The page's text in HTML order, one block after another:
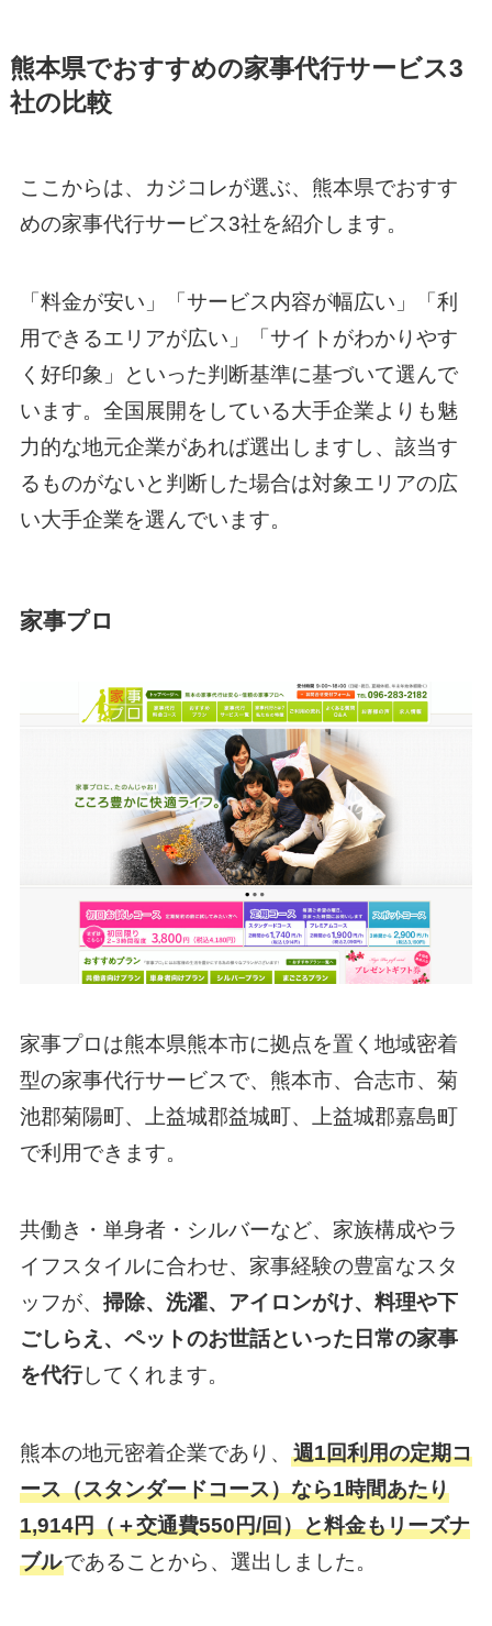
熊本県でおすすめの家事代行サービス3
社の比較
ここからは、カジコレが選ぶ、熊本県でおすす
めの家事代行サービス3社を紹介します。
「料金が安い」「サービス内容が幅広い」「利
用できるエリアが広い」「サイトがわかりやす
く好印象」といった判断基準に基づいて選んで
います。全国展開をしている大手企業よりも魅
力的な地元企業があれば選出しますし、該当す
るものがないと判断した場合は対象エリアの広
い大手企業を選んでいます。
家事プロ
家事プロは熊本県熊本市に拠点を置く地域密着
型の家事代行サービスで、熊本市、合志市、菊
池郡菊陽町、上益城郡益城町、上益城郡嘉島町
で利用できます。
共働き・単身者・シルバーなど、家族構成やラ
イフスタイルに合わせ、家事経験の豊富なスタ
ッフが、 掃除、洗濯、アイロンがけ、料理や下
ごしらえ、ペットのお世話といった日常の家事
を代行してくれます。
熊本の地元密着企業であり、 週1回利用の定期コ
ース（スタンダードコース）なら1時間あたり
1,914円（＋交通費550円/回）と料金もリーズナ
ブルであることから、選出しました。